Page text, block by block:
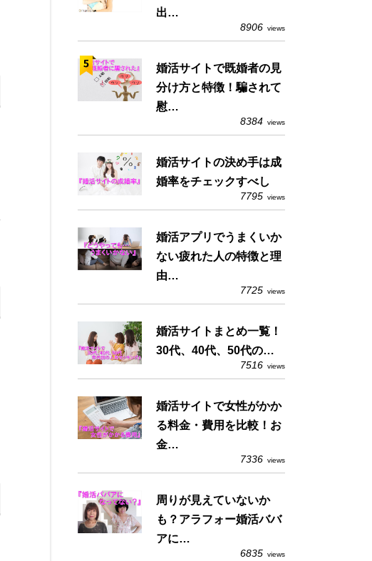
出…
8906 views
婚活サイトで既婚者の見
分け方と特徴！騙されて
慰…
8384 views
婚活サイトの決め手は成
婚率をチェックすべし
7795 views
婚活アプリでうまくいか
ない疲れた人の特徴と理
由…
7725 views
婚活サイトまとめ一覧！
30代、40代、50代の…
7516 views
婚活サイトで女性がかか
る料金・費用を比較！お
金…
7336 views
周りが見えていないか
も？アラフォー婚活ババ
アに…
6835 views